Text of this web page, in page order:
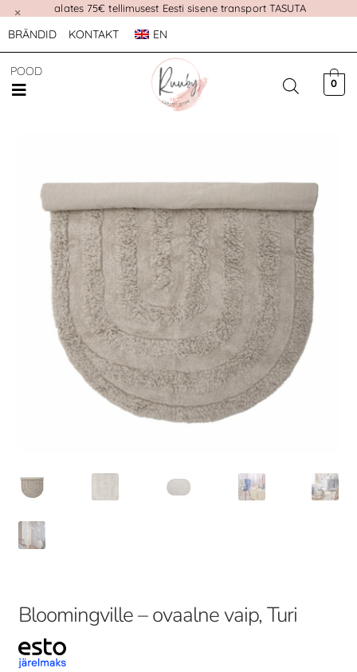
alates 75€ tellimusest Eesti sisene transport TASUTA
×
BRÄNDID KONTAKT EN
POOD
0
Bloomingville – ovaalne vaip, Turi